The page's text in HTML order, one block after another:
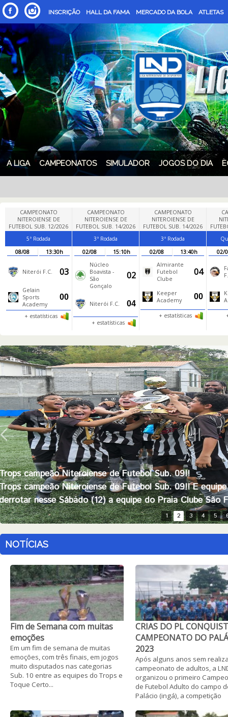
INSCRIÇÃO HALL DA FAMA MERCADO DA BOLA ATLETAS
A LIGA CAMPEONATOS SIMULADOR JOGOS DO DIA
CAMPEONATO
NITEROIENSE DE
FUTEBOL SUB. 12/2026
5ª Rodada
08/08
13:30h
Niterói F.C. 03
Gelain
Sports
Academy
00
+ estatísticas
CAMPEONATO
NITEROIENSE DE
FUTEBOL SUB. 14/2026
3ª Rodada
02/08
15:10h
Núcleo
Boavista -
São
Gonçalo
02
Niterói F.C. 04
+ estatísticas
CAMPEONATO
NITEROIENSE DE
FUTEBOL SUB. 14/2026
3ª Rodada
02/08
13:40h
Almirante
Futebol
Clube
04
Keeper
Academy
00
+ estatísticas
02/
1 2 3 4 5
Trops campeão Niteroiense de Futebol Sub. 09!!
Trops campeão Niteroiense de Futebol Sub. 09!! E
derrotar nesse Sábado (12) a equipe do Praia Clube São
NOTÍCIAS
Fim de Semana com muitas
emoções
Em um fim de semana de muitas
emoções, com três finais, em jogos
muito disputados nas categorias
Sub. 10 entre as equipes do Trops e
Toque Certo...
CRIAS DO PL
CAMPEONATO DO
2023
Após alguns anos sem
campeonato de adultos, a
organizou o primeiro
de Futebol Adulto do campo
Palácio (ingá), a competição